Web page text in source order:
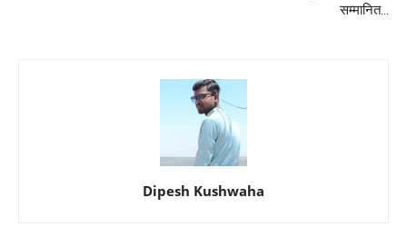
सम्मानित...
Dipesh Kushwaha